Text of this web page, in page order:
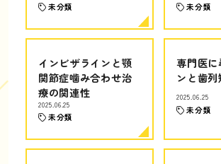
未分類 未分類
インビザラインと顎
関節症噛み合わせ治
療の関連性
2025.06.25
未分類
専門医に
ンと歯
2025.06.25
未分類